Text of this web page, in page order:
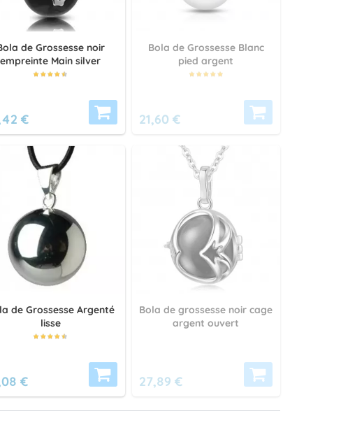
de Grossesse noir
empreinte Main silver
€
Bola de Grossesse Blanc
pied argent
21,60 €
de Grossesse Argenté
lisse
€
Bola de grossesse noir cage
argent ouvert
27,89 €